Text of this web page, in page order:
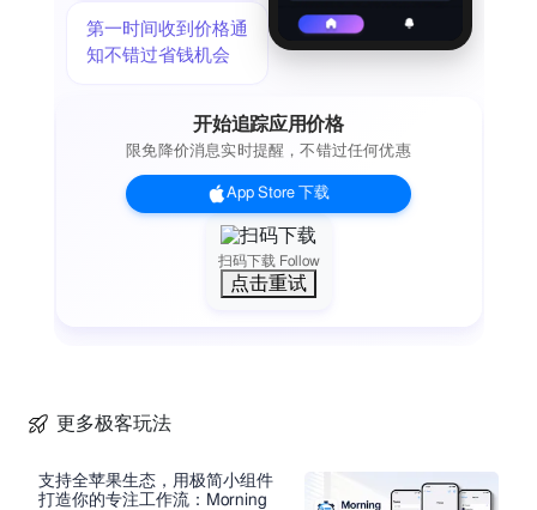
第一时间收到价格通
知不错过省钱机会
扫码下载 Follow
点击重试
开始追踪应用价格
限免降价消息实时提醒，不错过任何优惠
App Store 下载
更多极客玩法
支持全苹果生态，用极简小组件
打造你的专注工作流：Morning